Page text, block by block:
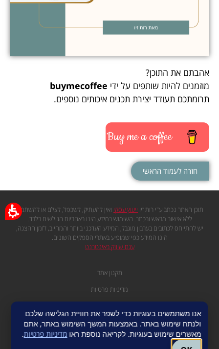
אהבתם את התוכן?
מוזמנים להיות שותפים על ידי buymecoffee
תרומתכם תעודד יצירת תכנים איכותים נוספים.
Buy me a coffee
חזרה לעמוד הראשי
תוכן האתר נכתב ע"י רות זיו ייעוץ עסקי ואין להעתיק, לשכפל, לצלם או להשתמש
ללא אישור מראש ובכתב. השימוש במידע הינו באחריות הגולשים בלבד.
יש להתייחס לכתובים בערבון מוגבל, המידע העדכני ביותר והמחייב, לזמן ההצגה,
הינו המידע כפי שמופיע באתרי הספקים השונים.
עגם שיווק באינטרנט
תקנון אתר
מדיניות פרטיות
אנו משתמשים בעוגיות כדי לשפר את חוויית הגלישה שלכם
ולנתח שימוש באתר. באמצעות המשך השימוש באתר, אתם
מאשרים שימוש בעוגיות. לקריאה נוספת ראו מדיניות פרטיות.